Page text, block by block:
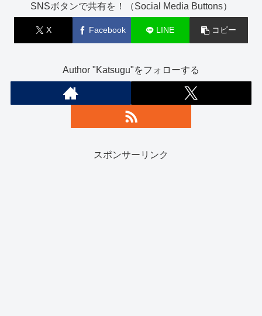
SNSボタンで共有を！（Social Media Buttons）
X Facebook LINE コピー
Author "Katsugu"をフォローする
スポンサーリンク